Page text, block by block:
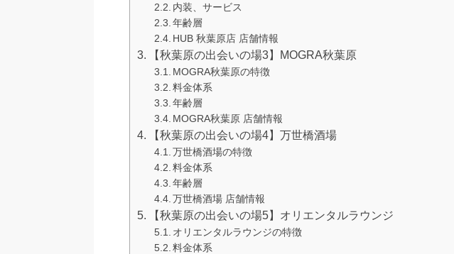
内装、サービス
年齢層
HUB 秋葉原店 店舗情報
【秋葉原の出会いの場3】MOGRA秋葉原
MOGRA秋葉原の特徴
料金体系
年齢層
MOGRA秋葉原 店舗情報
【秋葉原の出会いの場4】万世橋酒場​
万世橋酒場​の特徴
料金体系
年齢層
万世橋酒場​ 店舗情報
【秋葉原の出会いの場5】オリエンタルラウンジ
オリエンタルラウンジの特徴
料金体系